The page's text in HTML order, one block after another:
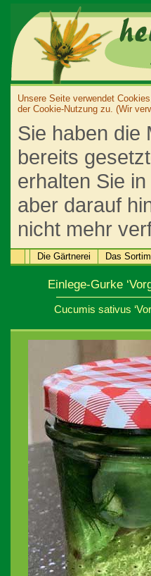
Unsere Seite verwendet
der Cookie-Nutzung zu. (Wir
Sie haben die
bereits
erhalten Sie
aber darauf
nicht mehr
Die Gärtnerei Das
Einlege-Gurke
Cucumis sativus